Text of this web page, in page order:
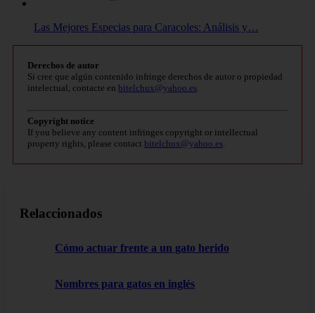
Las Mejores Especias para Caracoles: Análisis y…
Derechos de autor
Si cree que algún contenido infringe derechos de autor o propiedad
intelectual, contacte en bitelchux@yahoo.es.
Copyright notice
If you believe any content infringes copyright or intellectual
property rights, please contact bitelchux@yahoo.es.
Relaccionados
Cómo actuar frente a un gato herido
Nombres para gatos en inglés